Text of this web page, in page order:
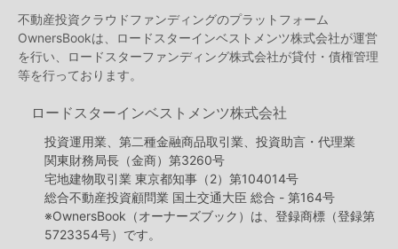
不動産投資クラウドファンディングのプラットフォーム
OwnersBookは、ロードスターインベストメンツ株式会社が運営
を行い、ロードスターファンディング株式会社が貸付・債権管理
等を行っております。
ロードスターインベストメンツ株式会社
投資運用業、第二種金融商品取引業、投資助言・代理業
関東財務局長（金商）第3260号
宅地建物取引業 東京都知事（2）第104014号
総合不動産投資顧問業 国土交通大臣 総合 - 第164号
※OwnersBook（オーナーズブック）は、登録商標（登録第
5723354号）です。